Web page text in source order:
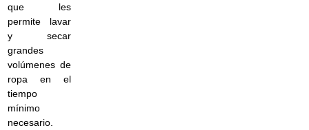
que les
permite lavar
y secar
grandes
volúmenes de
ropa en el
tiempo
mínimo
necesario.